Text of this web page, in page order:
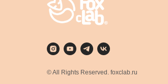
© All Rights Reserved. foxclab.ru